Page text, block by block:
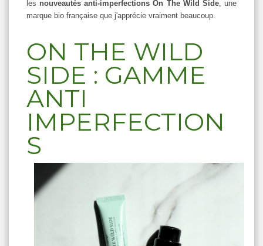
les nouveautés anti-imperfections On The Wild Side, une
marque bio française que j'apprécie vraiment beaucoup.
ON THE WILD
SIDE : GAMME
ANTI
IMPERFECTION
S